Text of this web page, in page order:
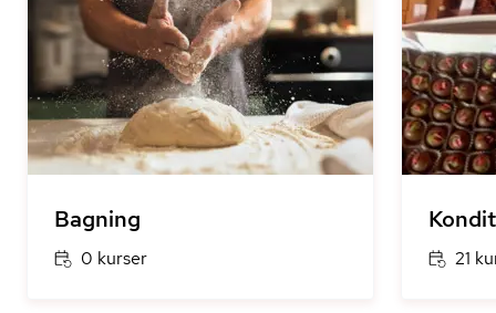
Bagning
0 kurser 21